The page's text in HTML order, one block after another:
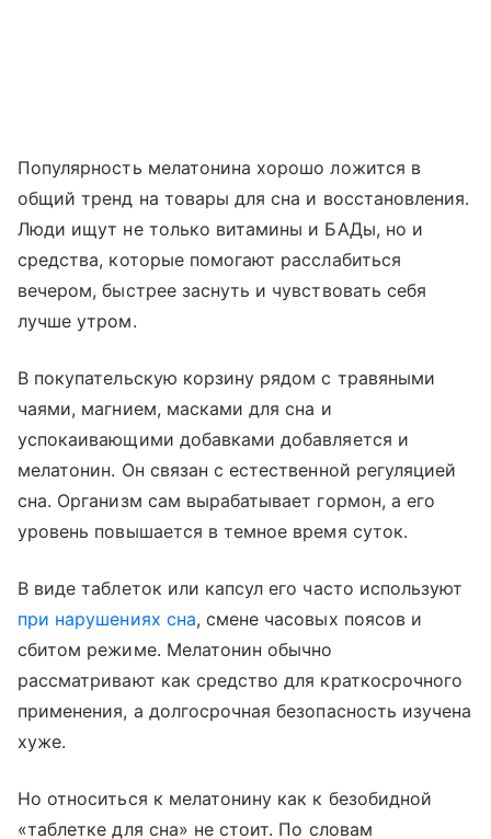
Популярность мелатонина хорошо ложится в
общий тренд на товары для сна и восстановления.
Люди ищут не только витамины и БАДы, но и
средства, которые помогают расслабиться
вечером, быстрее заснуть и чувствовать себя
лучше утром.
В покупательскую корзину рядом с травяными
чаями, магнием, масками для сна и
успокаивающими добавками добавляется и
мелатонин. Он связан с естественной регуляцией
сна. Организм сам вырабатывает гормон, а его
уровень повышается в темное время суток.
В виде таблеток или капсул его часто используют
при нарушениях сна, смене часовых поясов и
сбитом режиме. Мелатонин обычно
рассматривают как средство для краткосрочного
применения, а долгосрочная безопасность изучена
хуже.
Но относиться к мелатонину как к безобидной
«таблетке для сна» не стоит. По словам